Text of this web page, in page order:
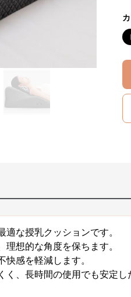
な授乳クッションです。
想的な角度を保ちます。
感を軽減します。
く、長時間の使用でも安定し